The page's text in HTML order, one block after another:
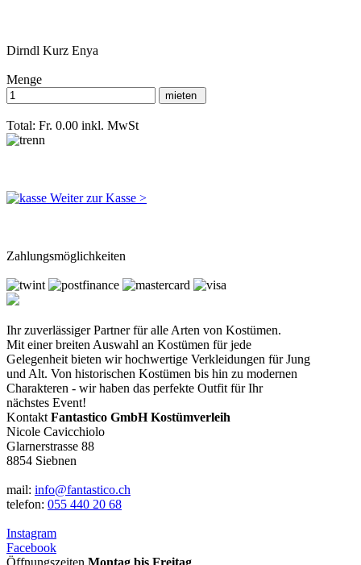
Dirndl Kurz Enya
Menge
Total: Fr. 0.00 inkl. MwSt
Weiter zur Kasse >
Zahlungsmöglichkeiten
Ihr zuverlässiger Partner für alle Arten von Kostümen.
Mit einer breiten Auswahl an Kostümen für jede
Gelegenheit bieten wir hochwertige Verkleidungen für Jung
und Alt. Von historischen Kostümen bis hin zu modernen
Charakteren - wir haben das perfekte Outfit für Ihr
nächstes Event!
Kontakt Fantastico GmbH Kostümverleih
Nicole Cavicchiolo
Glarnerstrasse 88
8854 Siebnen
mail: info@fantastico.ch
telefon: 055 440 20 68
Instagram
Facebook
Öffnungszeiten Montag bis Freitag